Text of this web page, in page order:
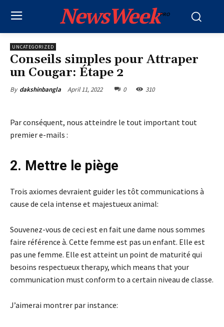
NewsWeekPRO
UNCATEGORIZED
Conseils simples pour Attraper
un Cougar: Étape 2
By dakshinbangla April 11, 2022 0 310
Par conséquent, nous atteindre le tout important tout
premier e-mails :
2. Mettre le piège
Trois axiomes devraient guider les tôt communications à
cause de cela intense et majestueux animal:
Souvenez-vous de ceci est en fait une dame nous sommes
faire référence à. Cette femme est pas un enfant. Elle est
pas une femme. Elle est atteint un point de maturité qui
besoins respectueux therapy, which means that your
communication must conform to a certain niveau de classe.
J’aimerai montrer par instance: